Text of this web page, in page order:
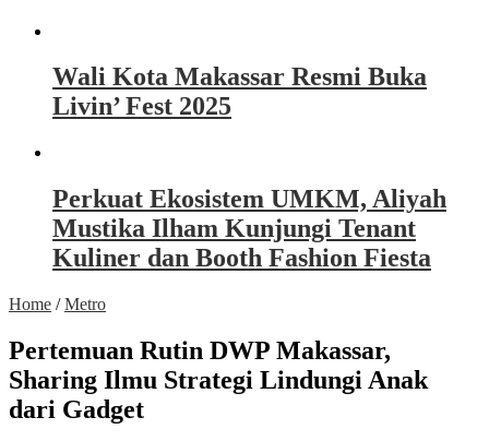
Wali Kota Makassar Resmi Buka
Livin’ Fest 2025
Perkuat Ekosistem UMKM, Aliyah
Mustika Ilham Kunjungi Tenant
Kuliner dan Booth Fashion Fiesta
Home /Metro
Pertemuan Rutin DWP Makassar,
Sharing Ilmu Strategi Lindungi Anak
dari Gadget